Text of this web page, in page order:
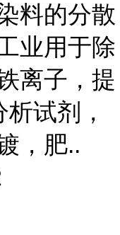
料的分散
业用于除
离子，提
试剂，
，肥..